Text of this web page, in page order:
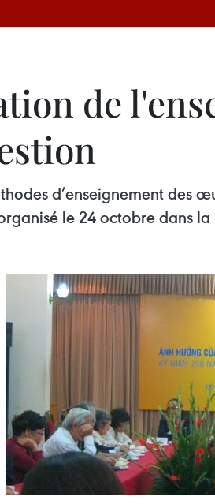
de
d’enseignement des
le 24 octobre dans